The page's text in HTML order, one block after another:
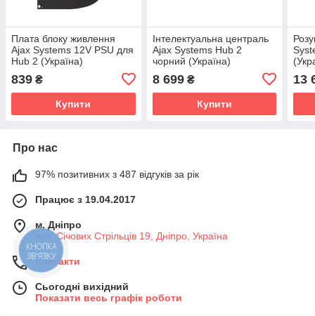
Плата блоку живлення
Ajax Systems 12V PSU для
Hub 2 (Україна)
839 ₴
Купити
Інтелектуальна централь
Ajax Systems Hub 2
чорний (Україна)
8 699₴
Купити
13
Про нас
97% позитивних з 487 відгуків за рік
Працює з 19.04.2017
м. Дніпро
вул. Січових Стрільців 19, Дніпро, Україна
Контакти
Сьогодні вихідний
Показати весь графік роботи
КНОПКА
ЗВ'ЯЗКУ